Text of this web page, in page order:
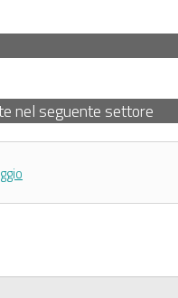
nel seguente settore